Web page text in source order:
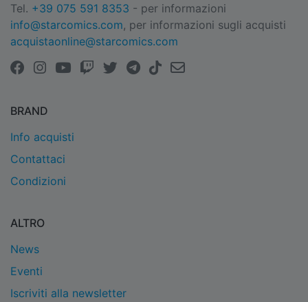
Tel. +39 075 591 8353 - per informazioni
info@starcomics.com, per informazioni sugli acquisti
acquistaonline@starcomics.com
BRAND
Info acquisti
Contattaci
Condizioni
ALTRO
News
Eventi
Iscriviti alla newsletter